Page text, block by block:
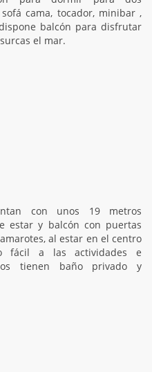
cama, tocador, minibar ,
balcón para disfrutar
el mar.
con unos 19 metros
estar y balcón con puertas
al estar en el centro
fácil a las actividades e
tienen baño privado y